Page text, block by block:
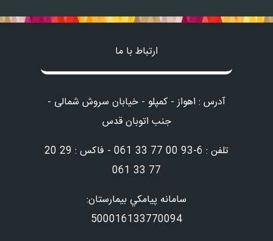
ارتباط با ما
آدرس : اهواز - کمپلو - خیابان سروش شمالی -
جنب اتوبان قدس
تلفن : 6-93 00 77 33 061 - فاکس : 29 20
77 33 061
سامانه پيامكي بيمارستان:
500016133770094